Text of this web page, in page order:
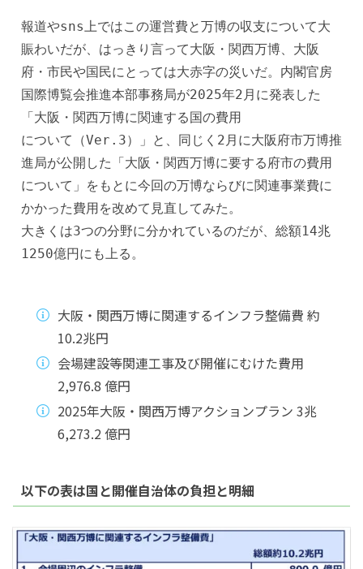
報道やsns上ではこの運営費と万博の収支について大
賑わいだが、はっきり言って大阪・関西万博、大阪
府・市民や国民にとっては大赤字の災いだ。内閣官房
国際博覧会推進本部事務局が2025年2月に発表した
「大阪・関西万博に関連する国の費用
について（Ver.3）」と、同じく2月に大阪府市万博推
進局が公開した「大阪・関西万博に要する府市の費用
について」をもとに今回の万博ならびに関連事業費に
かかった費用を改めて見直してみた。
大きくは3つの分野に分かれているのだが、総額14兆
1250億円にも上る。
大阪・関西万博に関連するインフラ整備費 約
10.2兆円
会場建設等関連工事及び開催にむけた費用
2,976.8 億円
2025年大阪・関西万博アクションプラン 3兆
6,273.2 億円
以下の表は国と開催自治体の負担と明細